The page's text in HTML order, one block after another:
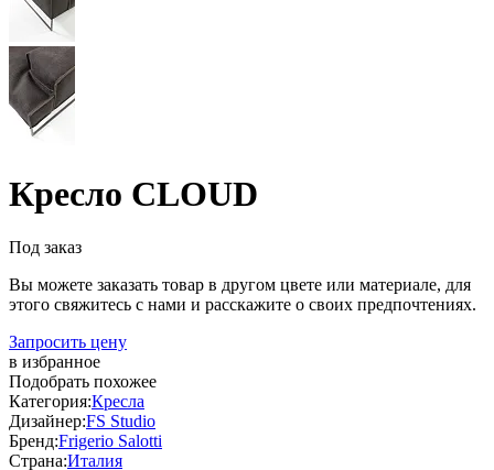
Кресло CLOUD
Под заказ
Вы можете заказать товар в другом цвете или материале, для
этого свяжитесь с нами и расскажите о своих предпочтениях.
Запросить цену
в избранное
Подобрать похожее
Категория:Кресла
Дизайнер:FS Studio
Бренд:Frigerio Salotti
Страна:Италия